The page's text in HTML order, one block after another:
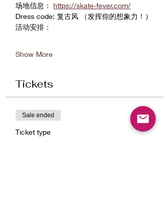
场地信息： https://skate-fever.com/
Dress code: 复古风 （发挥你的想象力！）
活动安排：
Show More
Tickets
Sale ended
Ticket type